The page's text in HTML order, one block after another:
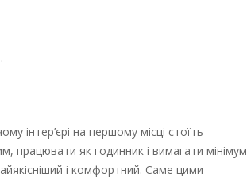
інтер’єрі на першому місці стоїть
працювати як годинник і вимагати мінімум
і комфортний. Саме цими